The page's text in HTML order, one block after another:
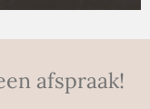
afspraak!